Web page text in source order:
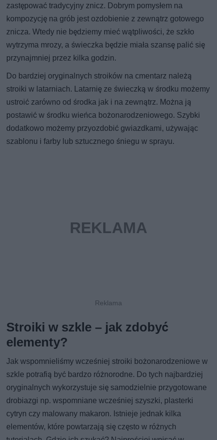
zastępować tradycyjny znicz. Dobrym pomysłem na
kompozycję na grób jest ozdobienie z zewnątrz gotowego
znicza. Wtedy nie będziemy mieć wątpliwości, że szkło
wytrzyma mrozy, a świeczka będzie miała szansę palić się
przynajmniej przez kilka godzin.
Do bardziej oryginalnych stroików na cmentarz należą
stroiki w latarniach. Latarnię ze świeczką w środku możemy
ustroić zarówno od środka jak i na zewnątrz. Można ją
postawić w środku wieńca bożonarodzeniowego. Szybki
dodatkowo możemy przyozdobić gwiazdkami, używając
szablonu i farby lub sztucznego śniegu w sprayu.
Stroiki w szkle – jak zdobyć
elementy?
Jak wspomnieliśmy wcześniej stroiki bożonarodzeniowe w
szkle potrafią być bardzo różnorodne. Do tych najbardziej
oryginalnych wykorzystuje się samodzielnie przygotowane
drobiazgi np. wspomniane wcześniej szyszki, plasterki
cytryn czy malowany makaron. Istnieje jednak kilka
elementów, które powtarzają się często w różnych